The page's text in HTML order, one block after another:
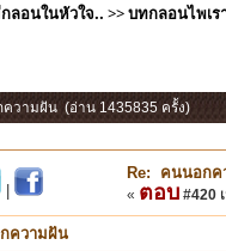
ลอนในหัวใจ.. >>บทกลอนไพเร
วามฝัน (อ่าน 1435835 ครั้ง)
Re: คนนอกค
« ตอบ #420
ความฝัน